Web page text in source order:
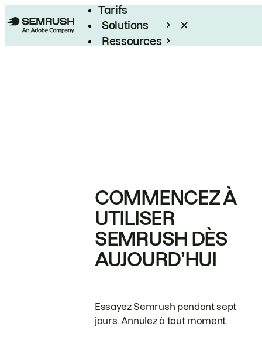
Tarifs
Solutions
Ressources
COMMENCEZ À
UTILISER
SEMRUSH DÈS
AUJOURD’HUI
Essayez Semrush pendant sept
jours. Annulez à tout moment.